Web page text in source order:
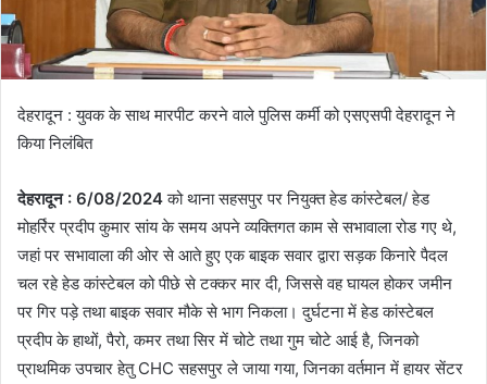
देहरादून : युवक के साथ मारपीट करने वाले पुलिस कर्मी को एसएसपी देहरादून ने
किया निलंबित
देहरादून : 6/08/2024को थाना सहसपुर पर नियुक्त हेड कांस्टेबल/ हेड
मोहर्रिर प्रदीप कुमार सांय के समय अपने व्यक्तिगत काम से सभावाला रोड गए थे,
जहां पर सभावाला की ओर से आते हुए एक बाइक सवार द्वारा सड़क किनारे पैदल
चल रहे हेड कांस्टेबल को पीछे से टक्कर मार दी, जिससे वह घायल होकर जमीन
पर गिर पड़े तथा बाइक सवार मौके से भाग निकला। दुर्घटना में हेड कांस्टेबल
प्रदीप के हाथों, पैरो, कमर तथा सिर में चोटे तथा गुम चोटे आई है, जिनको
प्राथमिक उपचार हेतु CHC सहसपुर ले जाया गया, जिनका वर्तमान में हायर सेंटर